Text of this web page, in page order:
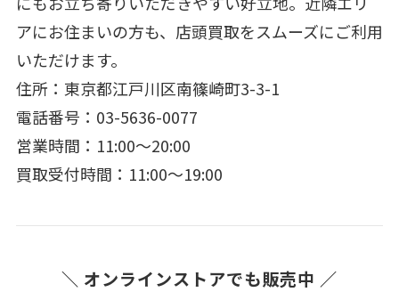
アにお住まいの方も、店頭買取をスムーズにご利用
いただけます。
住所：東京都江戸川区南篠崎町3-3-1
電話番号：03-5636-0077
営業時間：11:00～20:00
買取受付時間：11:00～19:00
＼ オンラインストアでも販売中 ／